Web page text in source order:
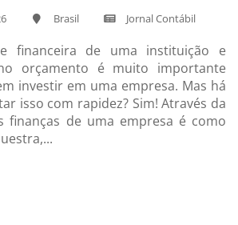
Brasil Jornal Contábil
financeira de uma instituição e
orçamento é muito importante
investir em uma empresa. Mas há
isso com rapidez? Sim! Através da
finanças de uma empresa é como